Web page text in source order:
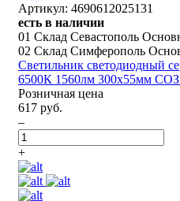
Артикул: 4690612025131
есть в наличии
01 Склад Севастополь
02 Склад Симферополь
Светильник светодиодный
6500К 1560лм 300х55мм
Розничная цена
617 руб.
–
+